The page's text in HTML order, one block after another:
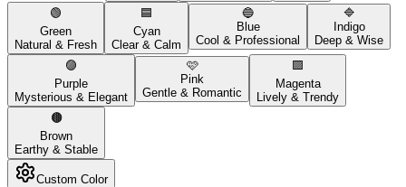
🟢
Green
Natural & Fresh
🟦
Cyan
Clear & Calm
🔵
Blue
Cool & Professional
🔷
Indigo
Deep & Wise
🟣
Purple
Mysterious & Elegant
🩷
Pink
Gentle & Romantic
🟪
Magenta
Lively & Trendy
🟤
Brown
Earthy & Stable
Custom Color